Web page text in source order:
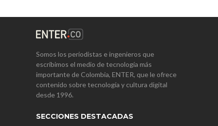
Somos los periodistas e ingenieros que
escribimos el medio de tecnología más
importante de Colombia, ENTER, que le ofrece
contenido sobre tecnología y cultura digital
desde 1996.
SECCIONES DESTACADAS